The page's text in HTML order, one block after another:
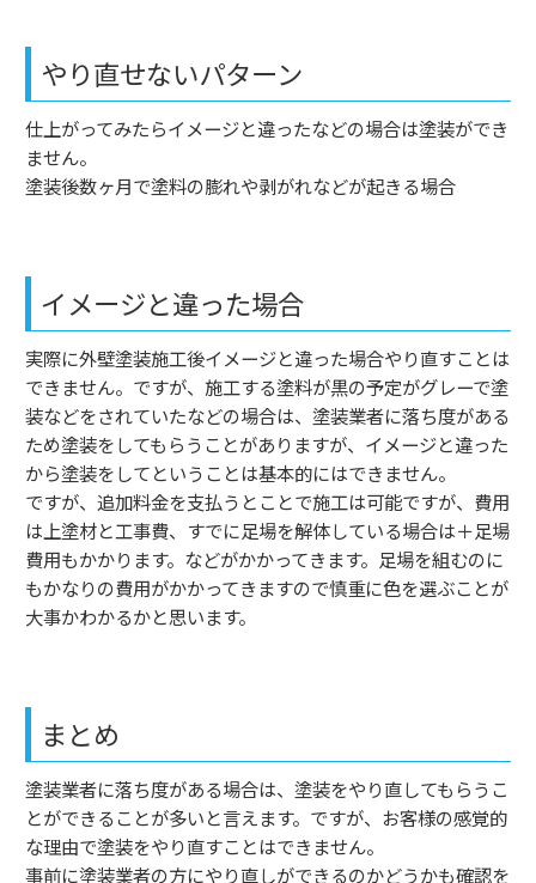
やり直せないパターン
仕上がってみたらイメージと違ったなどの場合は塗装ができ
ません。
塗装後数ヶ月で塗料の膨れや剥がれなどが起きる場合
イメージと違った場合
実際に外壁塗装施工後イメージと違った場合やり直すことは
できません。ですが、施工する塗料が黒の予定がグレーで塗
装などをされていたなどの場合は、塗装業者に落ち度がある
ため塗装をしてもらうことがありますが、イメージと違った
から塗装をしてということは基本的にはできません。
ですが、追加料金を支払うとことで施工は可能ですが、費用
は上塗材と工事費、すでに足場を解体している場合は＋足場
費用もかかります。などがかかってきます。足場を組むのに
もかなりの費用がかかってきますので慎重に色を選ぶことが
大事かわかるかと思います。
まとめ
塗装業者に落ち度がある場合は、塗装をやり直してもらうこ
とができることが多いと言えます。ですが、お客様の感覚的
な理由で塗装をやり直すことはできません。
事前に塗装業者の方にやり直しができるのかどうかも確認を